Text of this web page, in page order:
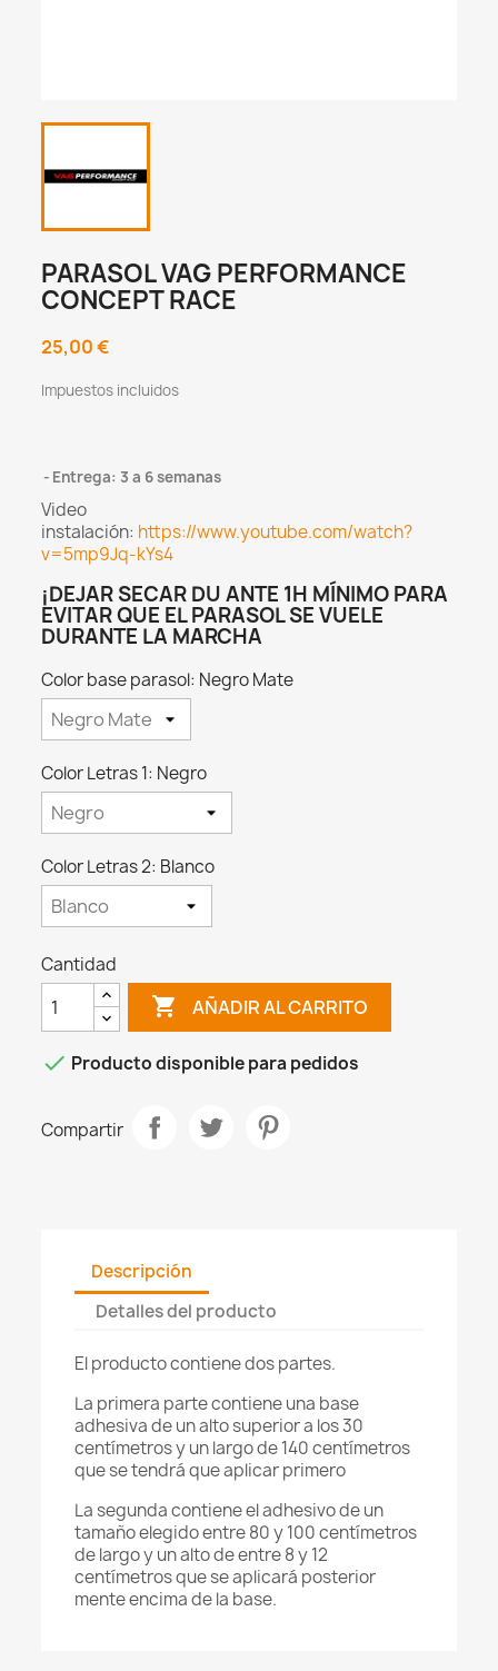
PARASOL VAG PERFORMANCE
CONCEPT RACE
25,00 €
Impuestos incluidos
Entrega: 3 a 6 semanas
Video
instalación: https://www.youtube.com/watch?
v=5mp9Jq-kYs4
¡DEJAR SECAR DU ANTE 1H MÍNIMO PARA
EVITAR QUE EL PARASOL SE VUELE
DURANTE LA MARCHA
Color base parasol: Negro Mate
Color Letras 1: Negro
Color Letras 2: Blanco
Cantidad
 AÑADIR AL CARRITO
 Producto disponible para pedidos
Compartir
Descripción
Detalles del producto
El producto contiene dos partes.
La primera parte contiene una base
adhesiva de un alto superior a los 30
centímetros y un largo de 140 centímetros
que se tendrá que aplicar primero
La segunda contiene el adhesivo de un
tamaño elegido entre 80 y 100 centímetros
de largo y un alto de entre 8 y 12
centímetros que se aplicará posterior
mente encima de la base.